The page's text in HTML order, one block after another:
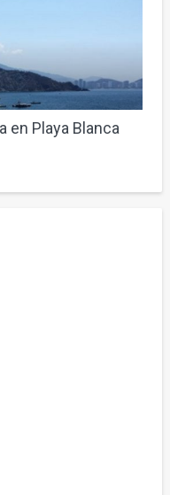
en Playa Blanca